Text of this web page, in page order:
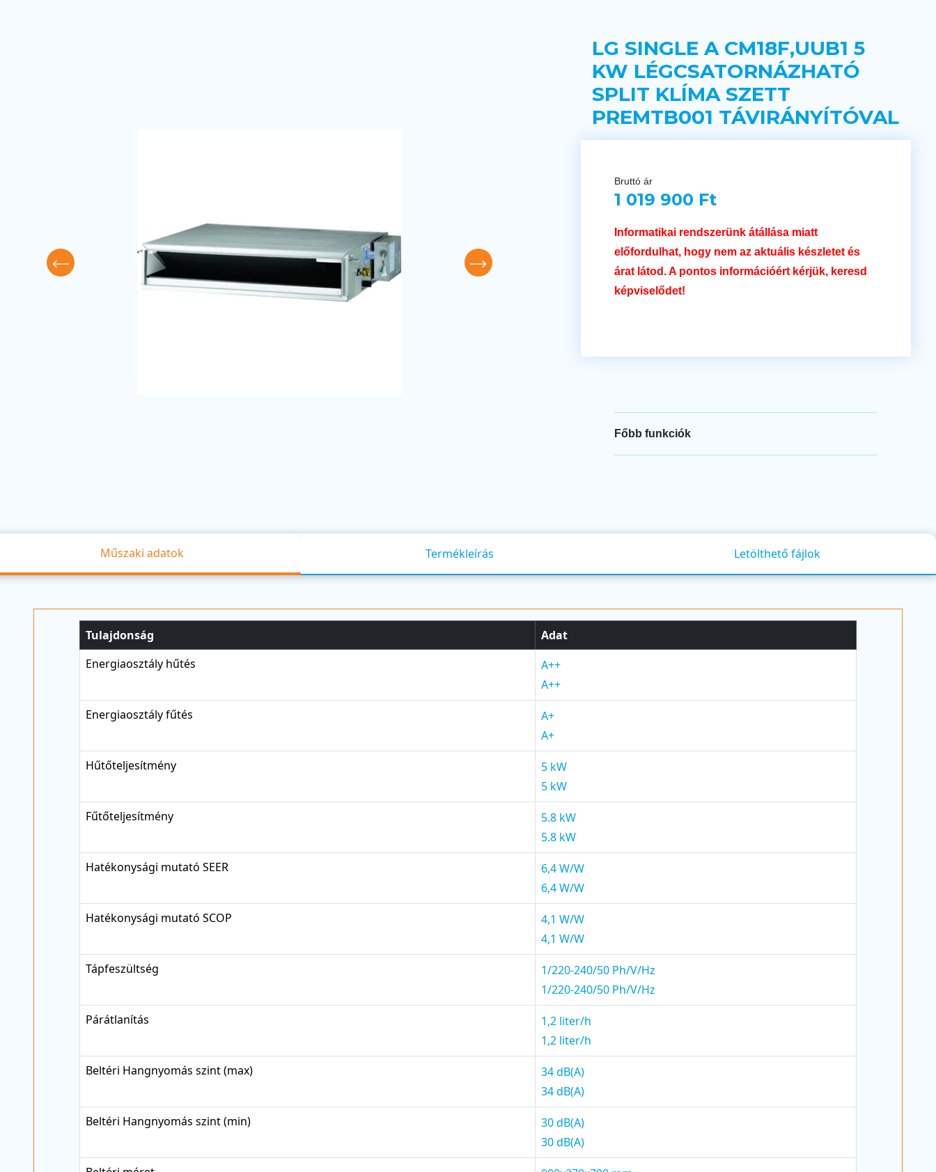
LG SINGLE A CM18F,UUB1 5
KW LÉGCSATORNÁZHATÓ
SPLIT KLÍMA SZETT
PREMTB001 TÁVIRÁNYÍTÓVAL
Bruttó ár
1 019 900 Ft
Informatikai rendszerünk átállása miatt
előfordulhat, hogy nem az aktuális készletet és
árat látod. A pontos információért kérjük, keresd
képviselődet!
Főbb funkciók
Műszaki adatok Termékleírás Letölthető fájlok
Tulajdonság
Adat
Energiaosztály hűtés
A++
A++
Energiaosztály fűtés
A+
A+
Hűtőteljesítmény
5 kW
5 kW
Fűtőteljesítmény
5.8 kW
5.8 kW
Hatékonysági mutató SEER
6,4 W/W
6,4 W/W
Hatékonysági mutató SCOP
4,1 W/W
4,1 W/W
Tápfeszültség
1/220-240/50 Ph/V/Hz
1/220-240/50 Ph/V/Hz
Párátlanítás
1,2 liter/h
1,2 liter/h
Beltéri Hangnyomás szint (max)
34 dB(A)
34 dB(A)
Beltéri Hangnyomás szint (min)
30 dB(A)
30 dB(A)